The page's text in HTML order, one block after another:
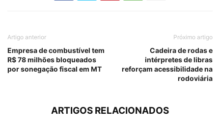
Artigo anterior
Empresa de combustível tem
R$ 78 milhões bloqueados
por sonegação fiscal em MT
Próximo artigo
Cadeira de rodas e
intérpretes de libras
reforçam acessibilidade na
rodoviária
ARTIGOS RELACIONADOS